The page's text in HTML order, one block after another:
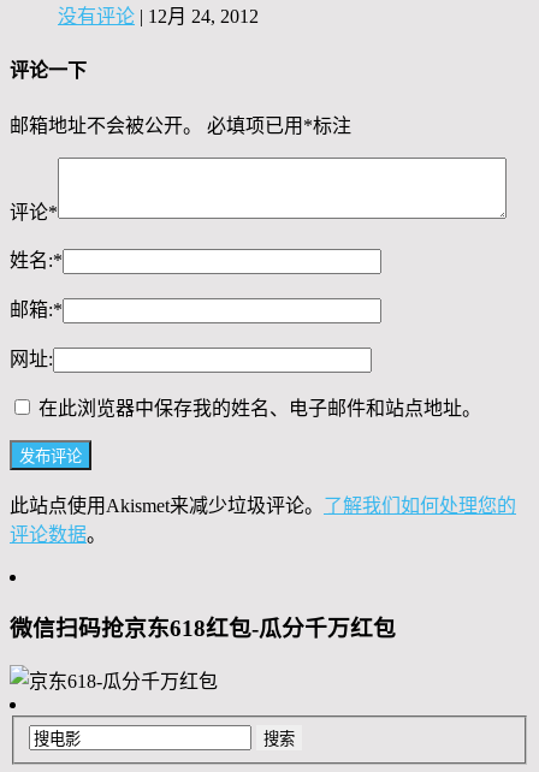
没有评论 | 12月 24, 2012
评论一下
邮箱地址不会被公开。 必填项已用 *标注
评论*
姓名:*
邮箱:*
网址:
在此浏览器中保存我的姓名、电子邮件和站点地址。
此站点使用Akismet来减少垃圾评论。 了解我们如何处理您的
评论数据。
微信扫码抢京东618红包-瓜分千万红包